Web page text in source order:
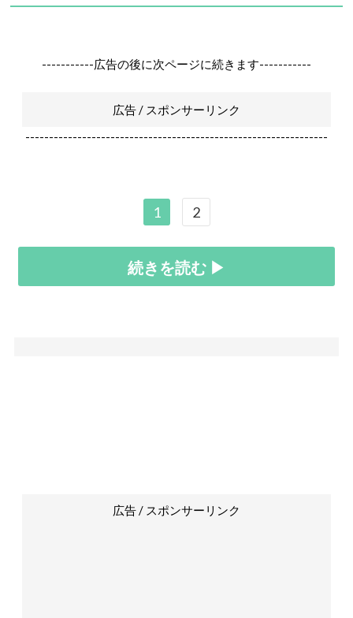
-----------広告の後に次ページに続きます-----------
広告 / スポンサーリンク
----------------------------------------------------------------
1 2
続きを読む ▶
広告 / スポンサーリンク